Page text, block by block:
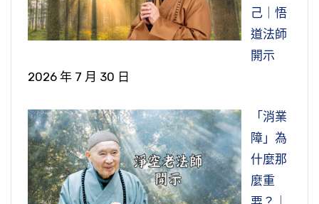
己｜悟
道法師
開示
2026 年 7 月 30 日
「消業
障」為
什麼那
麼重